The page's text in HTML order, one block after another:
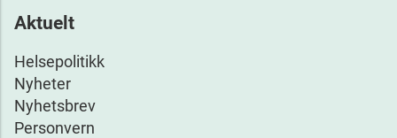
Aktuelt
Helsepolitikk
Nyheter
Nyhetsbrev
Personvern